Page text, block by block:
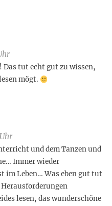
Das tut echt gut zu wissen,
mögt.
und dem Tanzen und
Immer wieder
im Leben… Was eben gut tut
lesen, das wunderschöne